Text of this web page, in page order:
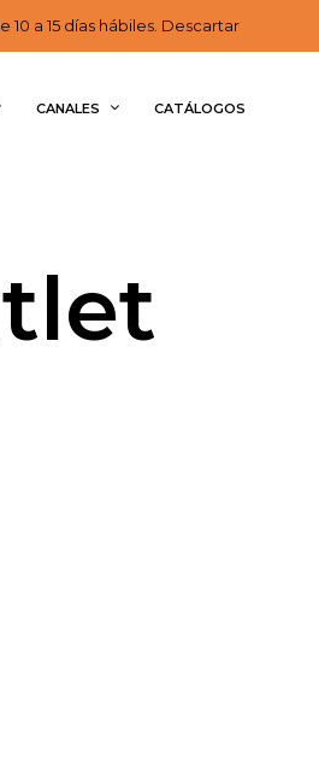
a 15 días hábiles. Descartar
CANALES CATÁLOGOS